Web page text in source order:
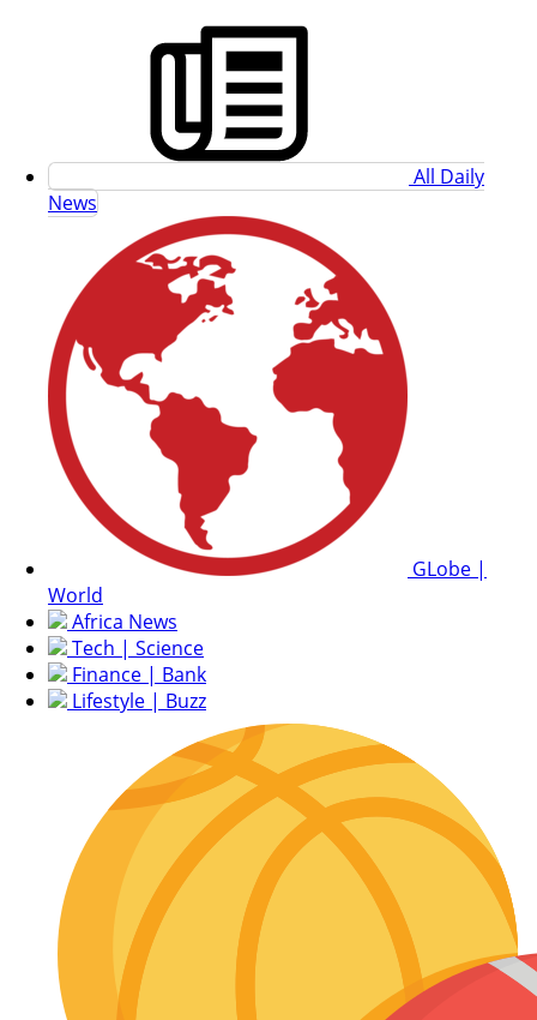
All Daily
News
GLobe |
World
Africa News
Tech | Science
Finance | Bank
Lifestyle | Buzz